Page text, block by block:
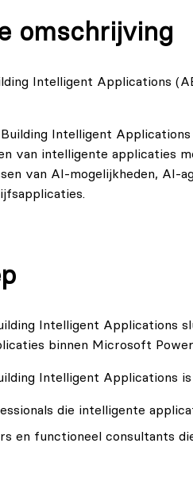
omschrijving
Intelligent Applications
Building Intelligent
van intelligente applicaties
van AI‑mogelijkheden, AI-
AB-410 examen getoetst of
Intelligent Applications
binnen Microsoft
Intelligent Applications
die intelligente
en functioneel consultants
AI‑functionaliteit binnen